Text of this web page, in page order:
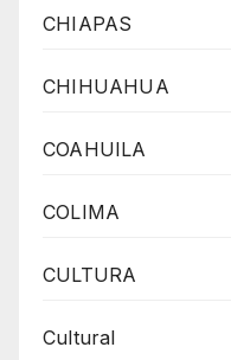
CHIAPAS
CHIHUAHUA
COAHUILA
COLIMA
CULTURA
Cultural